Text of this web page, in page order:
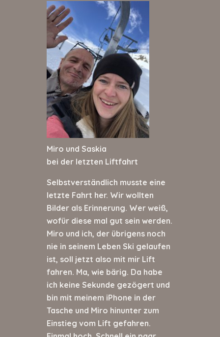
Miro und Saskia
bei der letzten Liftfahrt
Selbstverständlich musste eine
letzte Fahrt her. Wir wollten
Bilder als Erinnerung. Wer weiß,
wofür diese mal gut sein werden.
Miro und ich, der übrigens noch
nie in seinem Leben Ski gelaufen
ist, soll jetzt also mit mir Lift
fahren. Ma, wie bärig. Da habe
ich keine Sekunde gezögert und
bin mit meinem iPhone in der
Tasche und Miro hinunter zum
Einstieg vom Lift gefahren.